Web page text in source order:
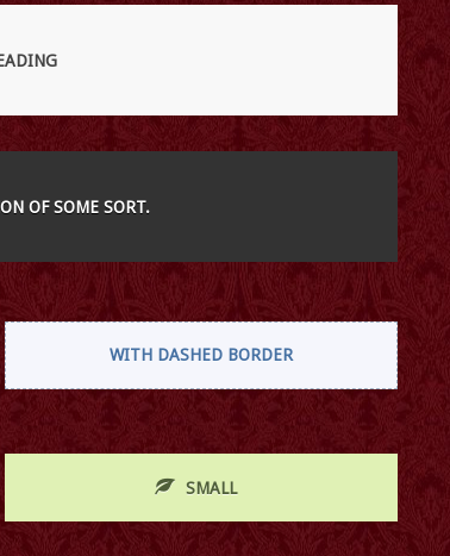
OF SOME SORT.
WITH DASHED BORDER
SMALL